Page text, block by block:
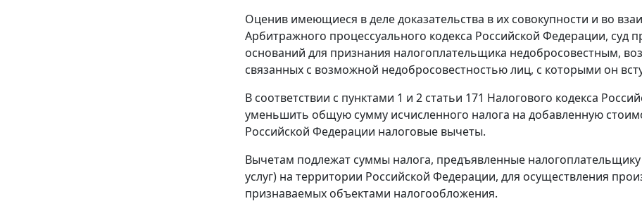
Оценив имеющиеся в деле доказательства в их совокупности и во
Арбитражного процессуального кодекса Российской Федерации, суд
оснований для признания налогоплательщика недобросовестным,
связанных с возможной недобросовестностью лиц, с которыми он
В соответствии с пунктами 1 и 2 статьи 171 Налогового кодекса
уменьшить общую сумму исчисленного налога на добавленную
Российской Федерации налоговые вычеты.
Вычетам подлежат суммы налога, предъявленные
услуг) на территории Российской Федерации, для осуществления
признаваемых объектами налогообложения.